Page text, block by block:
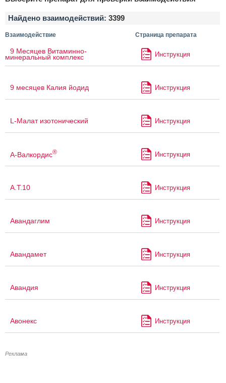
Найдено взаимодействий: 3399
Взаимодействие Страница препарата
9 Месяцев Витаминно-
минеральный комплекс Инструкция
9 месяцев Калия йодид Инструкция
L-Малат изотонический Инструкция
А-Валкордис® Инструкция
А.Т.10 Инструкция
Авандаглим Инструкция
Авандамет Инструкция
Авандия Инструкция
Авонекс Инструкция
Реклама